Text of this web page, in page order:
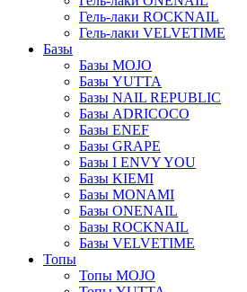
Гель-лаки ROCKNAIL
Гель-лаки VELVETIME
Базы
Базы MOJO
Базы YUTTA
Базы NAIL REPUBLIC
Базы ADRICOCO
Базы ENEF
Базы GRAPE
Базы I ENVY YOU
Базы KIEMI
Базы MONAMI
Базы ONENAIL
Базы ROCKNAIL
Базы VELVETIME
Топы
Топы MOJO